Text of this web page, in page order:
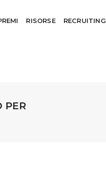
RISORSE RECRUITING
PER